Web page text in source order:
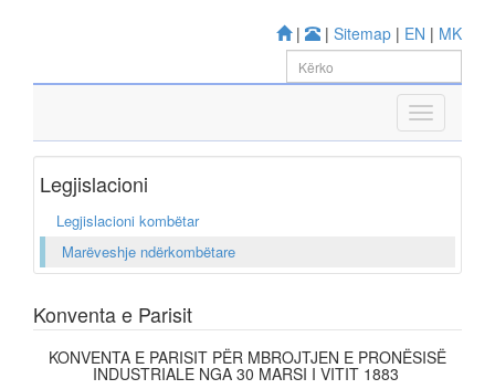
| | Sitemap | EN | MK
Legjislacioni
Legjislacioni kombëtar
Marëveshje ndërkombëtare
Konventa e Parisit
KONVENTA E PARISIT PËR MBROJTJEN E PRONËSISË
INDUSTRIALE NGA 30 MARSI I VITIT 1883